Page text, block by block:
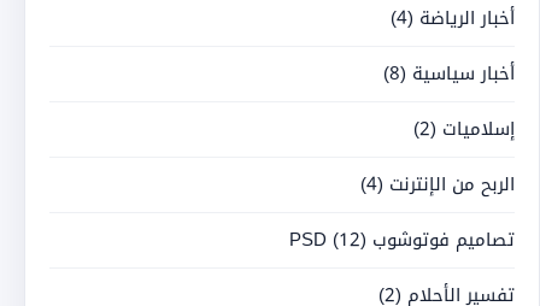
أخبار الرياضة (4)
أخبار سياسية (8)
إسلاميات (2)
الربح من الإنترنت (4)
تصاميم فوتوشوب PSD (12)
تفسير الأحلام (2)